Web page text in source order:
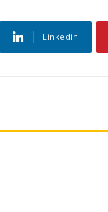
Linkedin